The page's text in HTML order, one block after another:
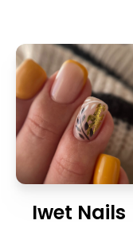
Iwet Nails